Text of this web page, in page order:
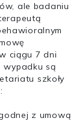
ale badaniu
ciągu 7 dni
wypadku są
szkoły
z umową